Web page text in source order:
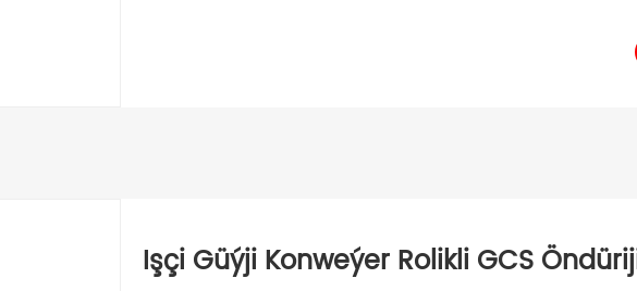
Işçi Güýji Konweýer Rolikli GCS